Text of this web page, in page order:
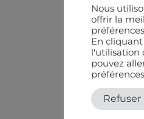
Nous
offrir la
En cliquant
l'utilisation
pouvez
Refuser